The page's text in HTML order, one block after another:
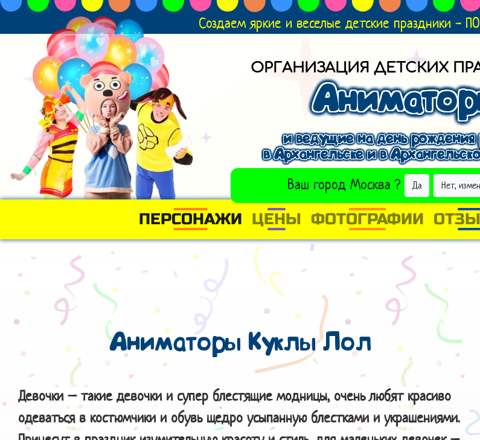
Создаем яркие и веселые детские праздники -
ОРГАНИЗАЦИЯ ДЕТСКИХ
и ведущие на день рождения
в Архангельске и в
Ваш город Москва ? Да Нет,
ВЫБРАТЬ ДРУГОЙ ГОРОД
ПЕРСОНАЖИ ЦЕНЫ ФОТОГРАФИИ
Аниматоры Куклы Лол
Девочки – такие девочки и супер блестящие модницы, очень любят красиво
одеваться в костюмчики и обувь щедро усыпанную блестками и украшениями.